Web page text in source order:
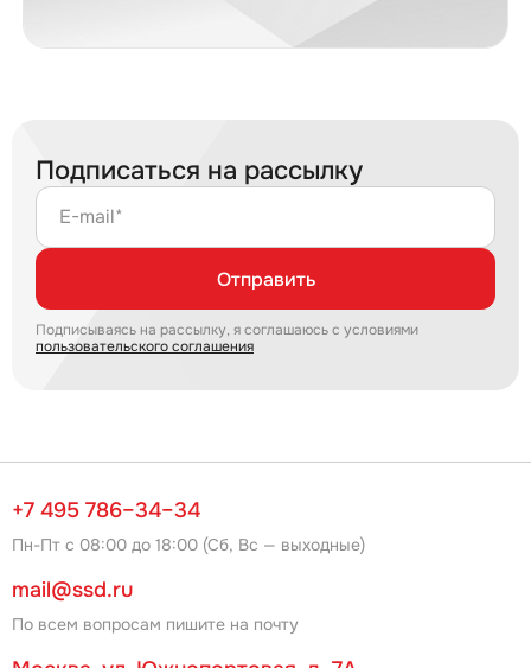
Подписаться на рассылку
E-mail*
Отправить
Подписываясь на рассылку, я соглашаюсь с условиями
пользовательского соглашения
+7 495 786–34–34
Пн-Пт с 08:00 до 18:00 (Сб, Вс — выходные)
mail@ssd.ru
По всем вопросам пишите на почту